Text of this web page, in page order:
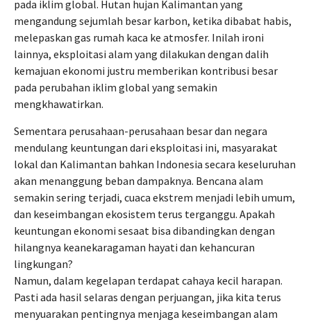
pada iklim global. Hutan hujan Kalimantan yang
mengandung sejumlah besar karbon, ketika dibabat habis,
melepaskan gas rumah kaca ke atmosfer. Inilah ironi
lainnya, eksploitasi alam yang dilakukan dengan dalih
kemajuan ekonomi justru memberikan kontribusi besar
pada perubahan iklim global yang semakin
mengkhawatirkan.
Sementara perusahaan-perusahaan besar dan negara
mendulang keuntungan dari eksploitasi ini, masyarakat
lokal dan Kalimantan bahkan Indonesia secara keseluruhan
akan menanggung beban dampaknya. Bencana alam
semakin sering terjadi, cuaca ekstrem menjadi lebih umum,
dan keseimbangan ekosistem terus terganggu. Apakah
keuntungan ekonomi sesaat bisa dibandingkan dengan
hilangnya keanekaragaman hayati dan kehancuran
lingkungan?
Namun, dalam kegelapan terdapat cahaya kecil harapan.
Pasti ada hasil selaras dengan perjuangan, jika kita terus
menyuarakan pentingnya menjaga keseimbangan alam